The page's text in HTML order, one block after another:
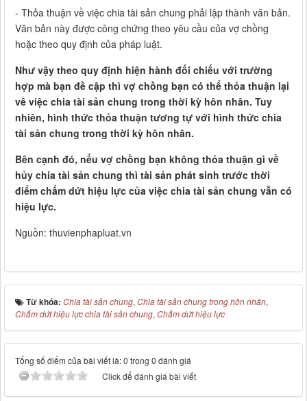
- Thỏa thuận về việc chia tài sản chung phải lập thành văn bản.
Văn bản này được công chứng theo yêu cầu của vợ chồng
hoặc theo quy định của pháp luật.
Như vậy theo quy định hiện hành đối chiếu với trường
hợp mà bạn đề cập thì vợ chồng bạn có thể thỏa thuận lại
về việc chia tài sản chung trong thời kỳ hôn nhân. Tuy
nhiên, hình thức thỏa thuận tương tự với hình thức chia
tài sản chung trong thời kỳ hôn nhân.
Bên cạnh đó, nếu vợ chồng bạn không thỏa thuận gì về
hủy chia tài sản chung thì tài sản phát sinh trước thời
điểm chấm dứt hiệu lực của việc chia tài sản chung vẫn có
hiệu lực.
Nguồn: thuvienphapluat.vn
Từ khóa: Chia tài sản chung, Chia tài sản chung trong hôn nhân,
Chấm dứt hiệu lực chia tài sản chung, Chấm dứt hiệu lực
Tổng số điểm của bài viết là: 0 trong 0 đánh giá
Click để đánh giá bài viết